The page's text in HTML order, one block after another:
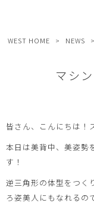
WEST HOME > NEWS >
マシ
皆さん、こんにちは！
本日は美背中、美姿勢
す！
逆三角形の体型をつく
ろ姿美人にもなれる